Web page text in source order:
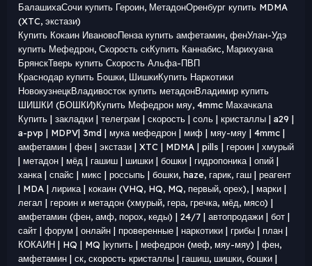
БалашихаСочи купить Героин, МетадонОренбург купить MDMA
(XTC, экстази)
Купить Кокаин ИвановоПенза купить амфетамин, фенУлан-Удэ
купить Мефедрон, Скорость скКупить Каннабис, Марихуана
БрянскТверь купить Скорость Альфа-ПВП
Краснодар купить Бошки, ШишкиКупить Наркотики
НовокузнецкВладивосток купить метадонВладимир купить
ШИШКИ (БОШКИ)Купить Мефедрон мяу, 4mmc Махачкала
Купить | закладки | телеграм | скорость | соль | кристаллы | a29 |
a-pvp | MDPV| 3md | мука мефедрон | миф | мяу-мяу | 4mmc |
амфетамин | фен | экстази | XTC | MDMA | pills | героин | хмурый
| метадон | мёд | гашиш | шишки | бошки | гидропоника | опий |
ханка | спайс | микс | россыпь | бошки, haze, гарик, гаш | реагент
| MDA | лирика | кокаин (VHQ, HQ, MQ, первый, орех), | марки |
легал | героин и метадон (хмурый, гера, гречка, мёд, мясо) |
амфетамин (фен, амф, порох, кеды) | 24/7 | автопродажи | бот |
сайт | форум | онлайн | проверенные | наркотики | грибы | план |
КОКАИН | HQ | MQ |купить | мефедрон (меф, мяу-мяу) | фен,
амфетамин | ск, скорость кристаллы | гашиш, шишки, бошки |